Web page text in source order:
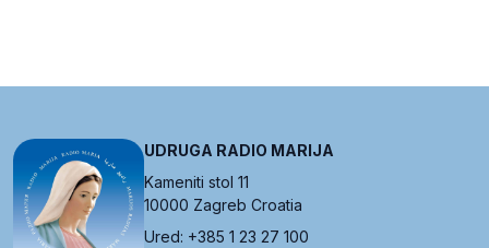
UDRUGA RADIO MARIJA
Kameniti stol 11
10000 Zagreb Croatia
Ured: +385 1 23 27 100